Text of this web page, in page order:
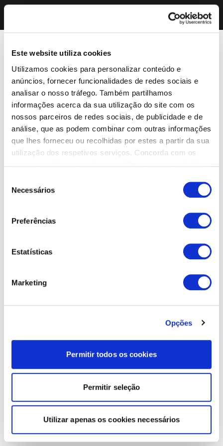
Este website utiliza cookies
Utilizamos cookies para personalizar conteúdo e
anúncios, fornecer funcionalidades de redes sociais e
analisar o nosso tráfego. Também partilhamos
informações acerca da sua utilização do site com os
nossos parceiros de redes sociais, de publicidade e de
análise, que as podem combinar com outras informações
que lhes forneceu ou recolhidas por estes a partir da sua
utilização dos respetivos serviços. Concorda com os
Necessários
Preferências
Estatísticas
Marketing
Opções
Permitir todos os cookies
Permitir seleção
Utilizar apenas os cookies necessários